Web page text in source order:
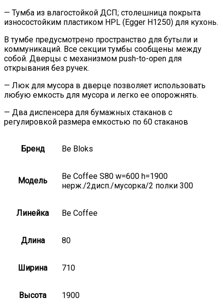
— Тумба из влагостойкой ДСП; столешница покрыта
износостойким пластиком HPL (Egger H1250) для кухонь.
В тумбе предусмотрено пространство для бутыли и
коммуникаций. Все секции тумбы сообщены между
собой. Дверцы с механизмом push-to-open для
открывания без ручек.
— Люк для мусора в дверце позволяет использовать
любую емкость для мусора и легко ее опорожнять.
— Два диспенсера для бумажных стаканов с
регулировкой размера емкостью по 60 стаканов
Бренд Be Bloks
Модель
Be Coffee S80 w=600 h=1900
нерж./2дисп./мусорка/2 полки 300
Линейка Be Coffee
Длина 80
Ширина 710
Высота 1900